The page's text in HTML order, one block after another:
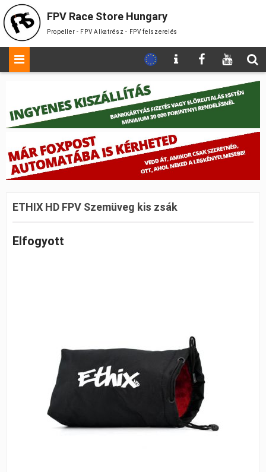
FPV Race Store Hungary
Propeller - FPV Alkatrész - FPV felszerelés
ETHIX HD FPV Szemüveg kis zsák
Elfogyott